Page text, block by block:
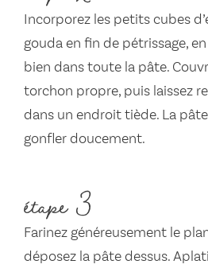
Incorporez les petits cubes
gouda en fin de pétrissage,
bien dans toute la pâte.
torchon propre, puis laissez
dans un endroit tiède. La
gonfler doucement.
étape 3
Farinez généreusement le
déposez la pâte dessus.